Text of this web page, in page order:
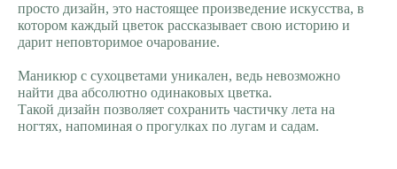
просто дизайн, это настоящее произведение искусства, в
котором каждый цветок рассказывает свою историю и
дарит неповторимое очарование.
Маникюр с сухоцветами уникален, ведь невозможно
найти два абсолютно одинаковых цветка.
Такой дизайн позволяет сохранить частичку лета на
ногтях, напоминая о прогулках по лугам и садам.